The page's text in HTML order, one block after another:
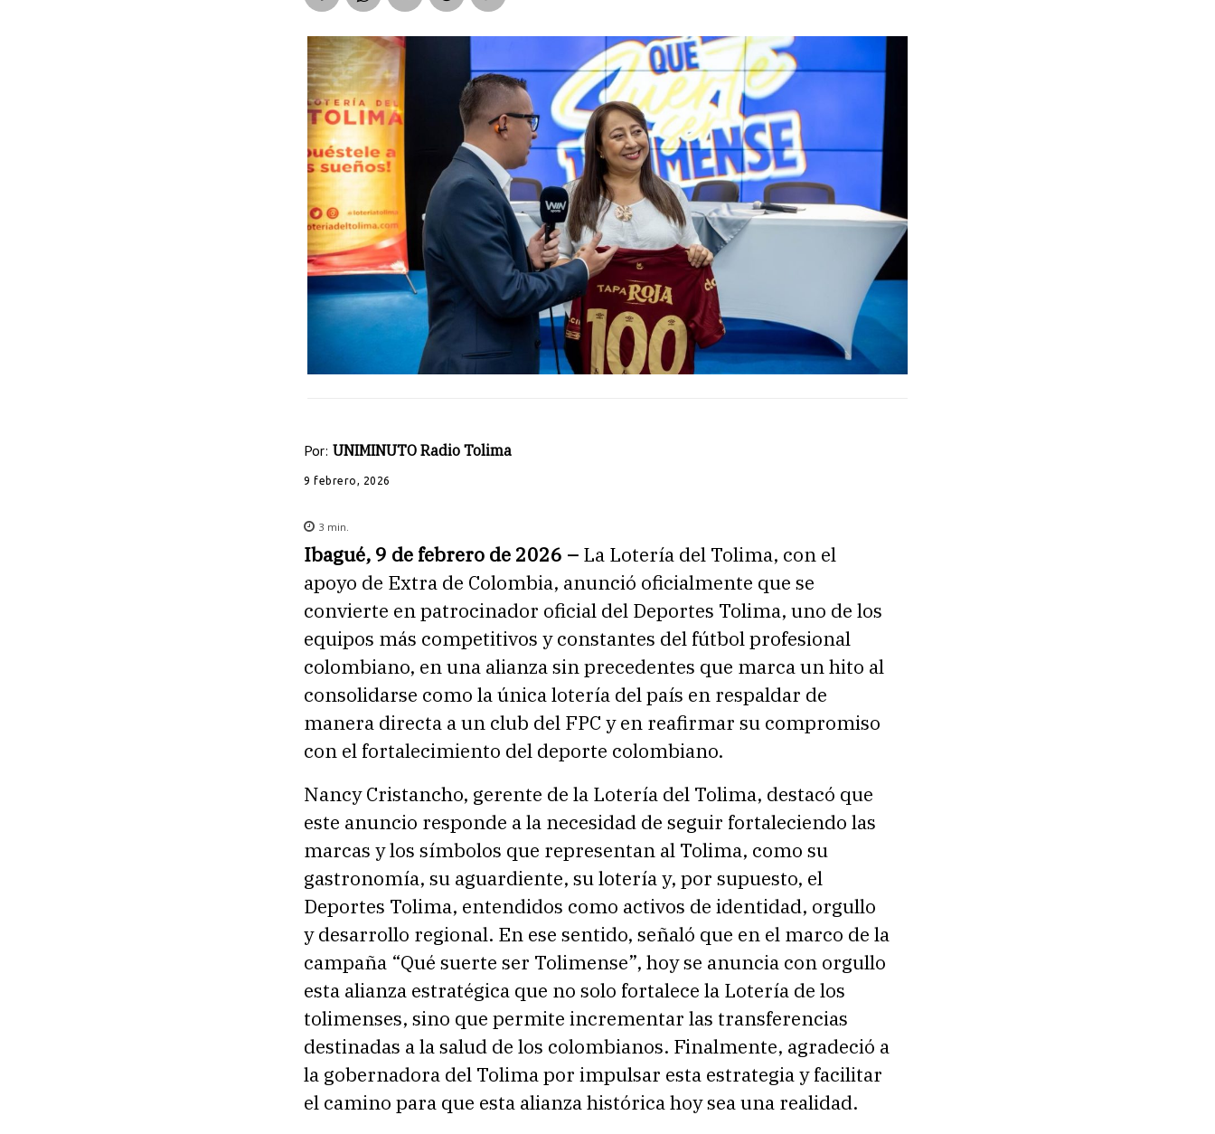
Por: UNIMINUTO Radio Tolima
9 febrero, 2026
3 min.
Ibagué, 9 de febrero de 2026 – La Lotería del Tolima, con el
apoyo de Extra de Colombia, anunció oficialmente que se
convierte en patrocinador oficial del Deportes Tolima, uno de los
equipos más competitivos y constantes del fútbol profesional
colombiano, en una alianza sin precedentes que marca un hito al
consolidarse como la única lotería del país en respaldar de
manera directa a un club del FPC y en reafirmar su compromiso
con el fortalecimiento del deporte colombiano.
Nancy Cristancho, gerente de la Lotería del Tolima, destacó que
este anuncio responde a la necesidad de seguir fortaleciendo las
marcas y los símbolos que representan al Tolima, como su
gastronomía, su aguardiente, su lotería y, por supuesto, el
Deportes Tolima, entendidos como activos de identidad, orgullo
y desarrollo regional. En ese sentido, señaló que en el marco de la
campaña “Qué suerte ser Tolimense”, hoy se anuncia con orgullo
esta alianza estratégica que no solo fortalece la Lotería de los
tolimenses, sino que permite incrementar las transferencias
destinadas a la salud de los colombianos. Finalmente, agradeció a
la gobernadora del Tolima por impulsar esta estrategia y facilitar
el camino para que esta alianza histórica hoy sea una realidad.